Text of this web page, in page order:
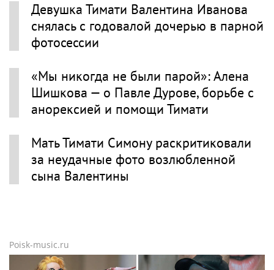
Девушка Тимати Валентина Иванова
снялась с годовалой дочерью в парной
фотосессии
«Мы никогда не были парой»: Алена
Шишкова — о Павле Дурове, борьбе с
анорексией и помощи Тимати
Мать Тимати Симону раскритиковали
за неудачные фото возлюбленной
сына Валентины
Poisk-music.ru